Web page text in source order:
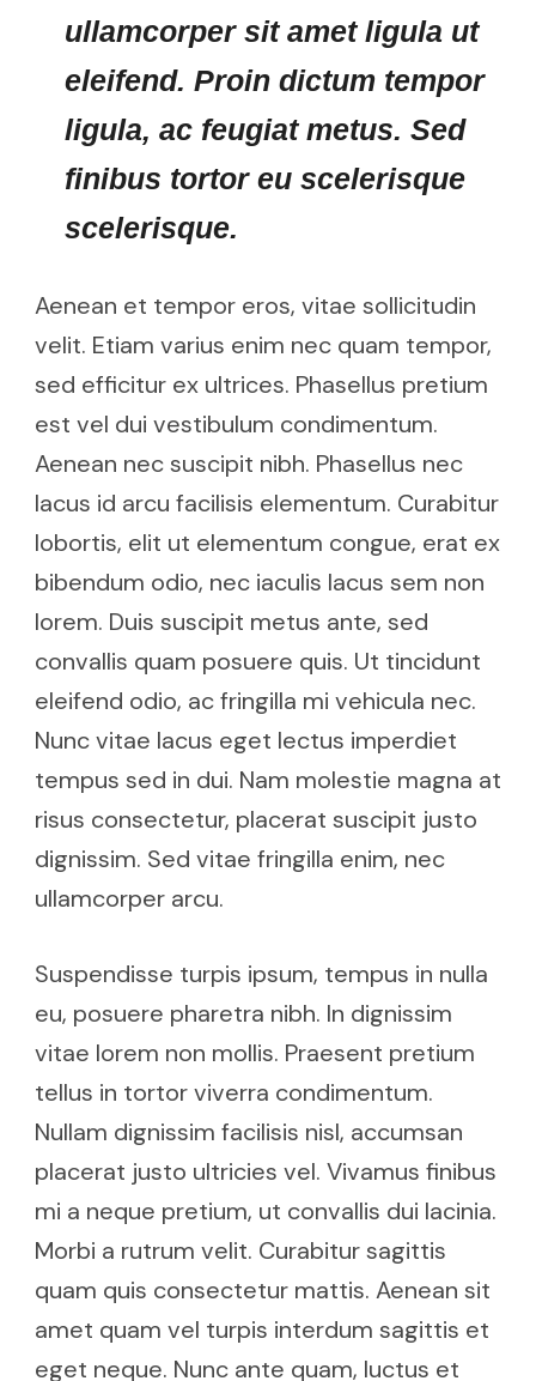
ullamcorper sit amet ligula ut
eleifend. Proin dictum tempor
ligula, ac feugiat metus. Sed
finibus tortor eu scelerisque
scelerisque.
Aenean et tempor eros, vitae sollicitudin
velit. Etiam varius enim nec quam tempor,
sed efficitur ex ultrices. Phasellus pretium
est vel dui vestibulum condimentum.
Aenean nec suscipit nibh. Phasellus nec
lacus id arcu facilisis elementum. Curabitur
lobortis, elit ut elementum congue, erat ex
bibendum odio, nec iaculis lacus sem non
lorem. Duis suscipit metus ante, sed
convallis quam posuere quis. Ut tincidunt
eleifend odio, ac fringilla mi vehicula nec.
Nunc vitae lacus eget lectus imperdiet
tempus sed in dui. Nam molestie magna at
risus consectetur, placerat suscipit justo
dignissim. Sed vitae fringilla enim, nec
ullamcorper arcu.
Suspendisse turpis ipsum, tempus in nulla
eu, posuere pharetra nibh. In dignissim
vitae lorem non mollis. Praesent pretium
tellus in tortor viverra condimentum.
Nullam dignissim facilisis nisl, accumsan
placerat justo ultricies vel. Vivamus finibus
mi a neque pretium, ut convallis dui lacinia.
Morbi a rutrum velit. Curabitur sagittis
quam quis consectetur mattis. Aenean sit
amet quam vel turpis interdum sagittis et
eget neque. Nunc ante quam, luctus et